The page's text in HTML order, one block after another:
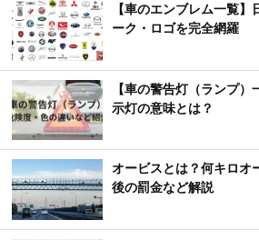
【車のエンブレム一覧
ーク・ロゴを完全網羅
【車の警告灯（ランプ
示灯の意味とは？
オービスとは？何キロオ
後の罰金など解説